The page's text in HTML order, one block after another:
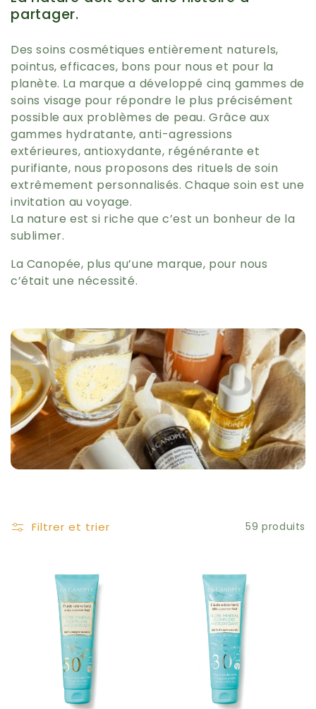
e
c
t
i
o
n
:
partager.
Des soins cosmétiques entièrement naturels,
pointus, efficaces, bons pour nous et pour la
planète. La marque a développé cinq gammes de
soins visage pour répondre le plus précisément
possible aux problèmes de peau. Grâce aux
gammes hydratante, anti-agressions
extérieures, antioxydante, régénérante et
purifiante, nous proposons des rituels de soin
extrêmement personnalisés.Chaque soin est une
invitation au voyage.
La nature est si riche que c’est un bonheur de la
sublimer.
La Canopée, plus qu’une marque, pour nous
c’était une nécessité.
Filtrer et trier 59 produits